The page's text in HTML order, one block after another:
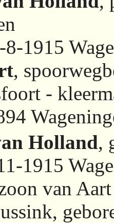
1915
,
-
Holland,
1915
van